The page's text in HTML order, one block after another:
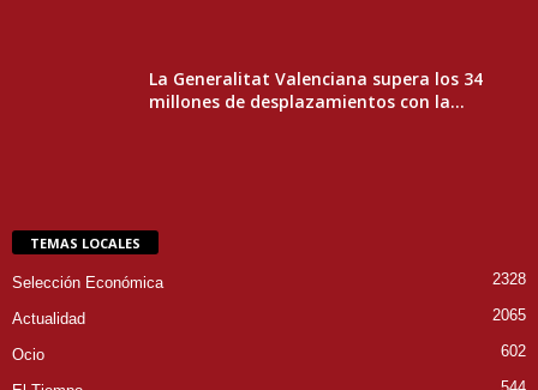
La Generalitat Valenciana supera los 34
millones de desplazamientos con la...
TEMAS LOCALES
Selección Económica 2328
Actualidad 2065
Ocio 602